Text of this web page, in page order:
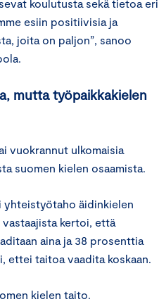
koulutusta sekä tietoa eri
esiin positiivisia ja
joita on paljon”, sanoo
mutta työpaikkakielen
vuokrannut ulkomaisia
suomen kielen osaamista.
yhteistyötaho äidinkielen
kertoi, että
aina ja 38 prosenttia
ettei taitoa vaadita koskaan.
kielen taito.